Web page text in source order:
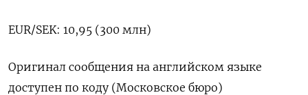
EUR/SEK: 10,95 (300 млн)
Оригинал сообщения на английском языке
доступен по коду (Московское бюро)